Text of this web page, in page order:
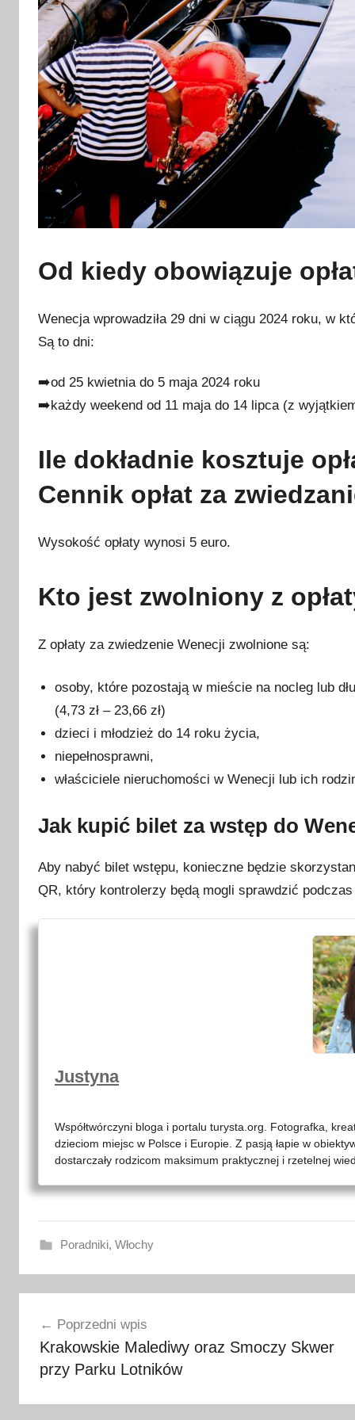
Od kiedy obowiązuje
Wenecja wprowadziła 29 dni w ciągu 2024 roku, w
Są to dni:
➡️od 25 kwietnia do 5 maja 2024 roku
➡️każdy weekend od 11 maja do 14 lipca (z
Ile dokładnie kosztuje
Cennik opłat za
Wysokość opłaty wynosi 5 euro.
Kto jest zwolniony z
Z opłaty za zwiedzenie Wenecji zwolnione są:
osoby, które pozostają w mieście na nocleg lub
(4,73 zł – 23,66 zł)
dzieci i młodzież do 14 roku życia,
niepełnosprawni,
właściciele nieruchomości w Wenecji lub ich
Jak kupić bilet za wstęp do
Aby nabyć bilet wstępu, konieczne będzie
QR, który kontrolerzy będą mogli sprawdzić
Justyna
Współtwórczyni bloga i portalu turysta.org. Fotografka,
dzieciom miejsc w Polsce i Europie. Z pasją łapie w
dostarczały rodzicom maksimum praktycznej i rzetelnej
Poradniki, Włochy
e
t
wpisuPoprzedni wpis
Krakowskie Malediwy oraz Smoczy Skwer
przy Parku Lotników